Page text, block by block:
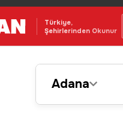
Türkiye,
Şehirlerinden Okunur
Adana